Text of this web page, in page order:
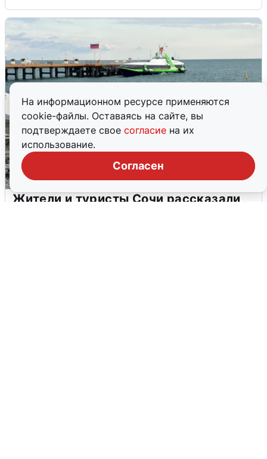
На информационном ресурсе применяются
cookie-файлы. Оставаясь на сайте, вы
подтверждаете свое согласие на их
использование.
Согласен
Жители и туристы Сочи рассказали